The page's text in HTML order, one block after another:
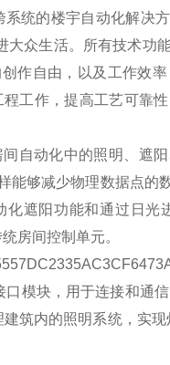
系统的楼宇自动化解决
大众生活。所有技术功
作自由，以及工作效
工作，提高工艺可靠
自动化中的照明、遮
能够减少物理数据点
遮阳功能和通过日
房间控制单元。
模块，用于连接和通
筑内的照明系统，实